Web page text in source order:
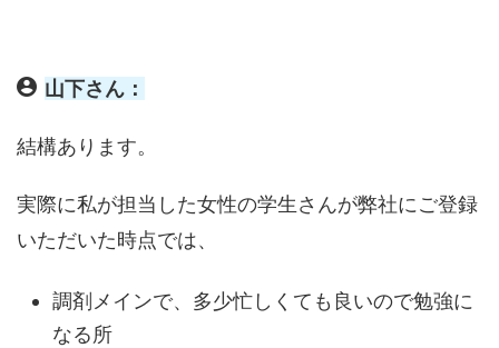
山下さん：
結構あります。
実際に私が担当した女性の学生さんが弊社にご登録
いただいた時点では、
調剤メインで、多少忙しくても良いので勉強に
なる所